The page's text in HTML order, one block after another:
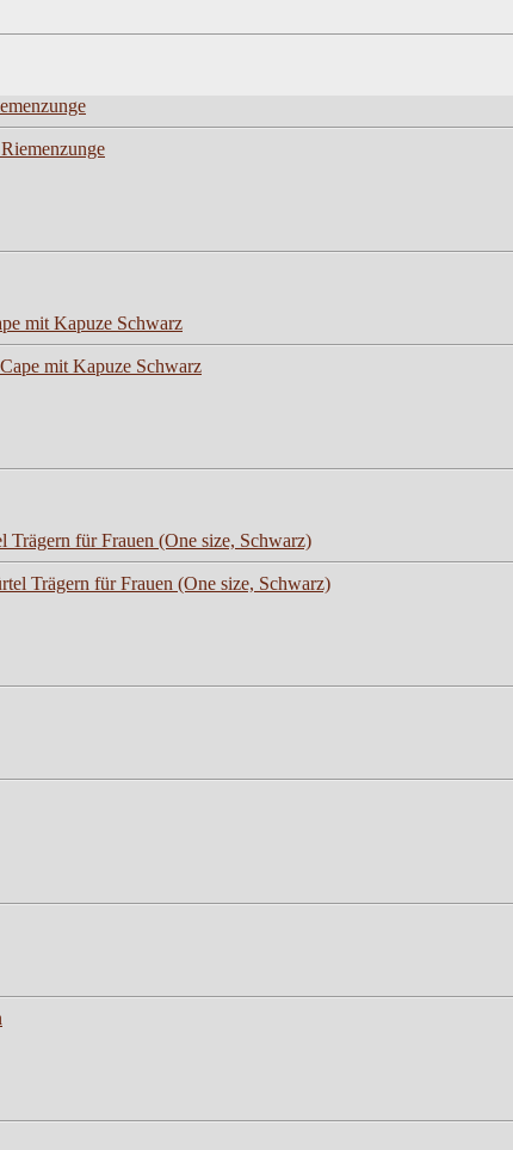
mit Kapuze Schwarz
für Frauen (One size, Schwarz)